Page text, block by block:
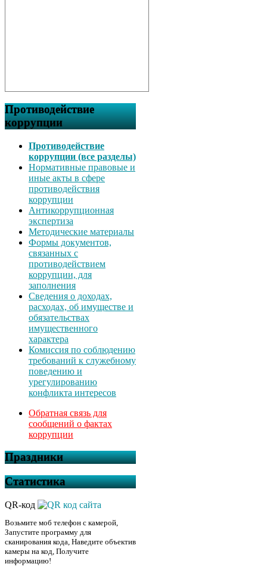
Противодействие
коррупции
Противодействие
коррупции (все разделы)
Нормативные правовые и
иные акты в сфере
противодействия
коррупции
Антикоррупционная
экспертиза
Методические материалы
Формы документов,
связанных с
противодействием
коррупции, для
заполнения
Сведения о доходах,
расходах, об имуществе и
обязательствах
имущественного
характера
Комиссия по соблюдению
требований к служебному
поведению и
урегулированию
конфликта интересов
Обратная связь для
сообщений о фактах
коррупции
Праздники
Статистика
QR-код
Возьмите моб телефон с камерой,
Запустите программу для
сканирования кода, Наведите объектив
камеры на код, Получите
информацию!